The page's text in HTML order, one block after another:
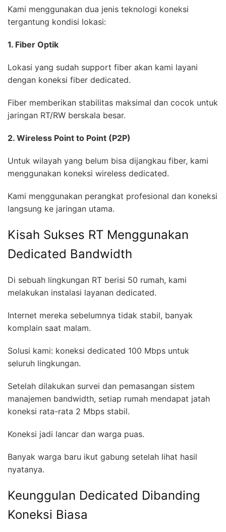
Kami menggunakan dua jenis teknologi koneksi
tergantung kondisi lokasi:
1. Fiber Optik
Lokasi yang sudah support fiber akan kami layani
dengan koneksi fiber dedicated.
Fiber memberikan stabilitas maksimal dan cocok untuk
jaringan RT/RW berskala besar.
2. Wireless Point to Point (P2P)
Untuk wilayah yang belum bisa dijangkau fiber, kami
menggunakan koneksi wireless dedicated.
Kami menggunakan perangkat profesional dan koneksi
langsung ke jaringan utama.
Kisah Sukses RT Menggunakan
Dedicated Bandwidth
Di sebuah lingkungan RT berisi 50 rumah, kami
melakukan instalasi layanan dedicated.
Internet mereka sebelumnya tidak stabil, banyak
komplain saat malam.
Solusi kami: koneksi dedicated 100 Mbps untuk
seluruh lingkungan.
Setelah dilakukan survei dan pemasangan sistem
manajemen bandwidth, setiap rumah mendapat jatah
koneksi rata-rata 2 Mbps stabil.
Koneksi jadi lancar dan warga puas.
Banyak warga baru ikut gabung setelah lihat hasil
nyatanya.
Keunggulan Dedicated Dibanding
Koneksi Biasa